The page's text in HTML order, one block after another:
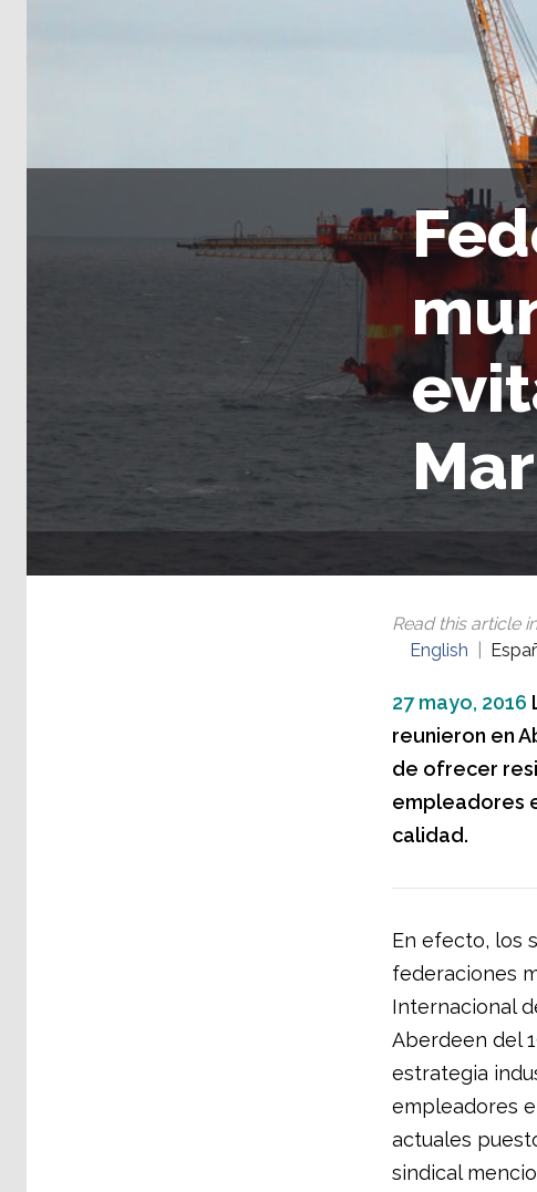
Read this article in
English
27 mayo, 2016
reunieron en
de ofrecer
empleadores
calidad.
En efecto, los
federaciones
Internacional
Aberdeen del
estrategia
empleadores
actuales
sindical